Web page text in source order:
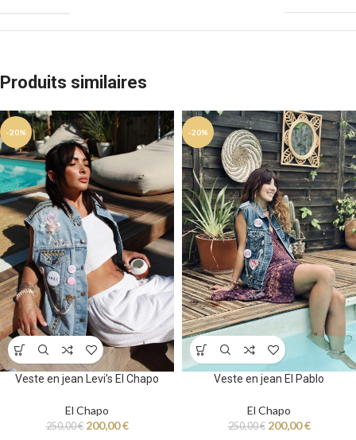
Produits similaires
-20%
Veste en jean Levi’s El Chapo
El Chapo
250,00€ 200,00€
-20%
Veste en jean El Pablo
El Chapo
250,00€ 200,00€